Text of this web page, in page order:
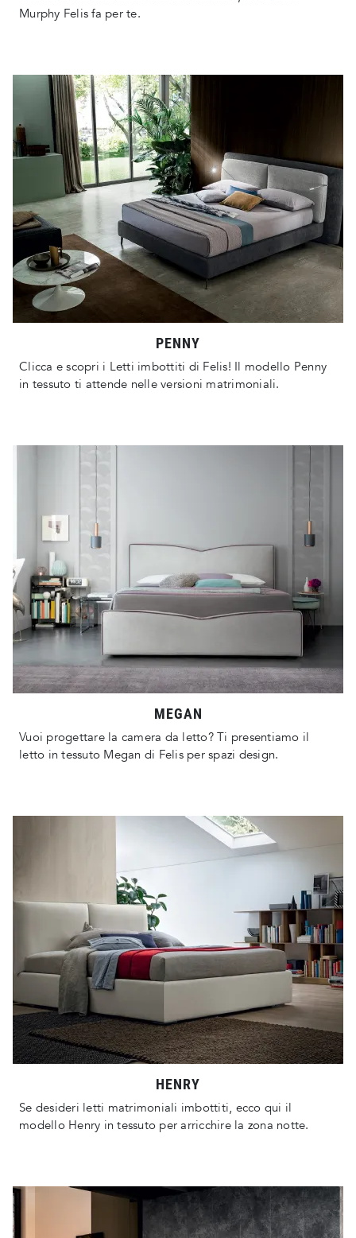
Murphy Felis fa per te.
PENNY
Clicca e scopri i Letti imbottiti di Felis! Il modello Penny
in tessuto ti attende nelle versioni matrimoniali.
MEGAN
Vuoi progettare la camera da letto? Ti presentiamo il
letto in tessuto Megan di Felis per spazi design.
HENRY
Se desideri letti matrimoniali imbottiti, ecco qui il
modello Henry in tessuto per arricchire la zona notte.